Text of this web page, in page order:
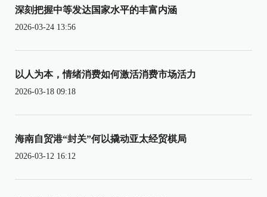
深刻把握中等发达国家水平的丰富内涵
2026-03-24 13:56
以人为本，情绪消费如何激活消费市场活力
2026-03-18 09:18
海南自贸港“封关”何以撬动亚太经贸棋局
2026-03-12 16:12